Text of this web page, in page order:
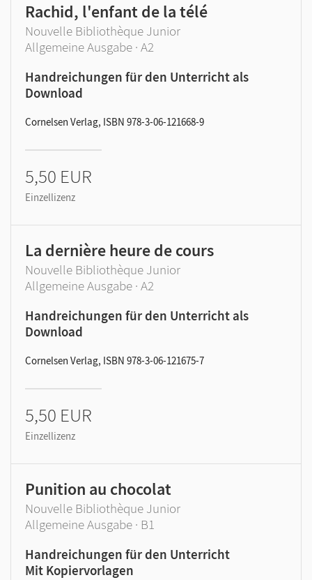
Rachid, l'enfant de la télé
Nouvelle Bibliothèque Junior
Allgemeine Ausgabe · A2
Handreichungen für den Unterricht als
Download
Cornelsen Verlag, ISBN 978-3-06-121668-9
5,50 EUR
Einzellizenz
La dernière heure de cours
Nouvelle Bibliothèque Junior
Allgemeine Ausgabe · A2
Handreichungen für den Unterricht als
Download
Cornelsen Verlag, ISBN 978-3-06-121675-7
5,50 EUR
Einzellizenz
Punition au chocolat
Nouvelle Bibliothèque Junior
Allgemeine Ausgabe · B1
Handreichungen für den Unterricht
Mit Kopiervorlagen